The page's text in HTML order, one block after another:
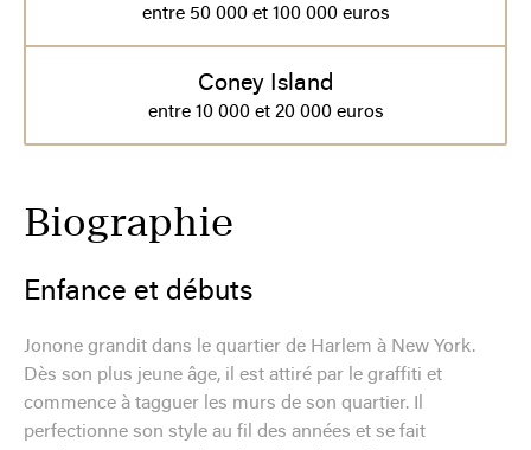
entre 50 000 et 100 000 euros
Coney Island
entre 10 000 et 20 000 euros
Biographie
Enfance et débuts
Jonone grandit dans le quartier de Harlem à New York.
Dès son plus jeune âge, il est attiré par le graffiti et
commence à tagguer les murs de son quartier. Il
perfectionne son style au fil des années et se fait